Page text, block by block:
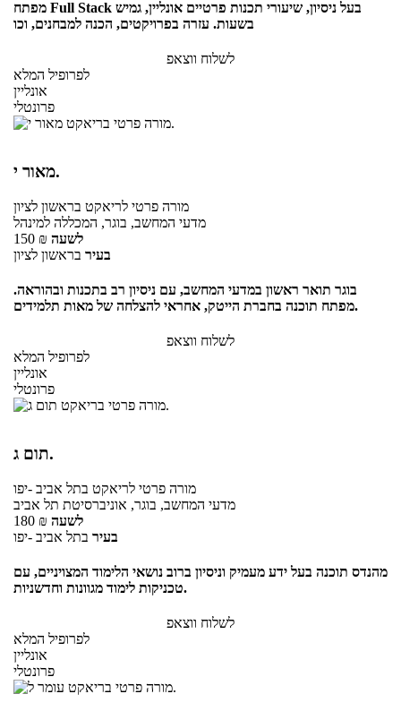
מפתח Full Stack בעל ניסיון, שיעורי תכנות פרטיים אונליין, גמיש
בשעות. עזרה בפרויקטים, הכנה למבחנים, וכו
לשלוח ווצאפ
לפרופיל המלא
אונליין
פרונטלי
מאור י.
מורה פרטי לריאקט בראשון לציון
מדעי המחשב, בוגר, המכללה למינהל
150 ₪ לשעה
בעיר בראשון לציון
בוגר תואר ראשון במדעי המחשב, עם ניסיון רב בתכנות ובהוראה.
מפתח תוכנה בחברת הייטק, אחראי להצלחה של מאות תלמידים.
לשלוח ווצאפ
לפרופיל המלא
אונליין
פרונטלי
תום ג.
מורה פרטי לריאקט בתל אביב -יפו
מדעי המחשב, בוגר, אוניברסיטת תל אביב
180 ₪ לשעה
בעיר בתל אביב -יפו
מהנדס תוכנה בעל ידע מעמיק וניסיון ברוב נושאי הלימוד המצויניים, עם
טכניקות לימוד מגוונות וחדשניות.
לשלוח ווצאפ
לפרופיל המלא
אונליין
פרונטלי